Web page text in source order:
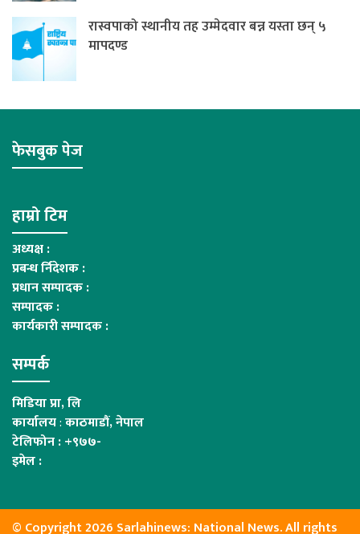
रास्वपाको स्थानीय तह उम्मेदवार बन्न यस्ता छन् ५
मापदण्ड
फेसबुक पेज
हाम्रो टिम
अध्यक्ष :
प्रबन्ध र्निदेशक :
प्रधान सम्पादक :
सम्पादक :
कार्यकारी सम्पादक :
सम्पर्क
मिडिया प्रा, लि
कार्यालय:काठमाडौं, नेपाल
टेलिफोन : +९७७-
इमेल :
© Copyright 2026 Sarlahinews: National News. All rights